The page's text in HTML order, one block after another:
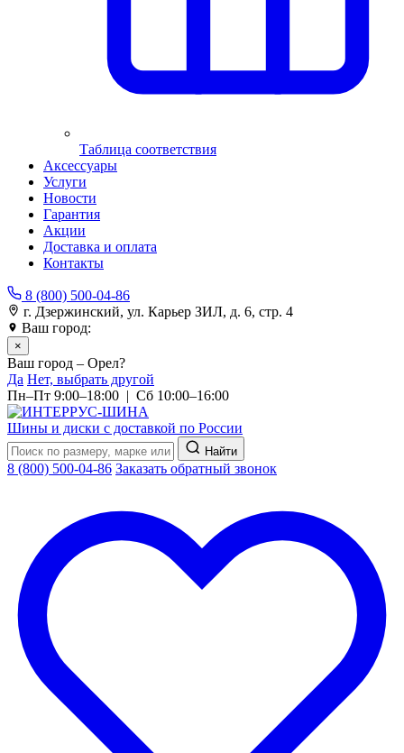
Таблица соответствия
Аксессуары
Услуги
Новости
Гарантия
Акции
Доставка и оплата
Контакты
8 (800) 500-04-86
г. Дзержинский, ул. Карьер ЗИЛ, д. 6, стр. 4
Ваш город:
×
Ваш город – Орел?
Да Нет, выбрать другой
Пн–Пт 9:00–18:00 | Сб 10:00–16:00
Шины и диски с доставкой по России
Найти
8 (800) 500-04-86 Заказать обратный звонок